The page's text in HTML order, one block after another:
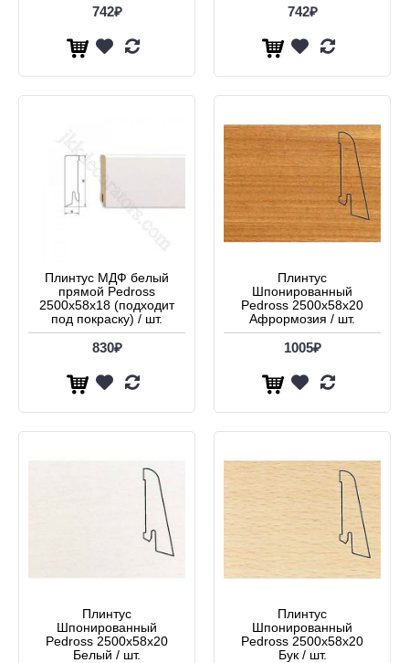
742₽ 742₽
Плинтус МДФ белый
прямой Pedross
2500х58х18 (подходит
под покраску) / шт.
830₽
Плинтус
Шпонированный
Pedross 2500х58х20
Афрормозия / шт.
1005₽
Плинтус
Шпонированный
Pedross 2500х58х20
Белый / шт.
Плинтус
Шпонированный
Pedross 2500х58х20
Бук / шт.